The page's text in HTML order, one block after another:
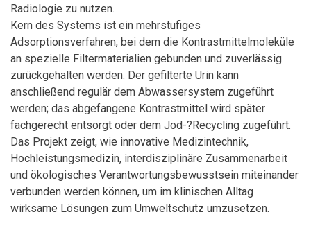
Radiologie zu nutzen.
Kern des Systems ist ein mehrstufiges
Adsorptionsverfahren, bei dem die Kontrastmittelmoleküle
an spezielle Filtermaterialien gebunden und zuverlässig
zurückgehalten werden. Der gefilterte Urin kann
anschließend regulär dem Abwassersystem zugeführt
werden; das abgefangene Kontrastmittel wird später
fachgerecht entsorgt oder dem Jod-?Recycling zugeführt.
Das Projekt zeigt, wie innovative Medizintechnik,
Hochleistungsmedizin, interdisziplinäre Zusammenarbeit
und ökologisches Verantwortungsbewusstsein miteinander
verbunden werden können, um im klinischen Alltag
wirksame Lösungen zum Umweltschutz umzusetzen.